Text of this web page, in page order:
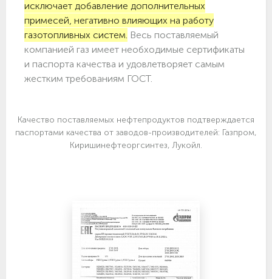
исключает добавление дополнительных
примесей, негативно влияющих на работу
газотопливных систем. Весь поставляемый
компанией газ имеет необходимые сертификаты
и паспорта качества и удовлетворяет самым
жестким требованиям ГОСТ.
Качество поставляемых нефтепродуктов подтверждается
паспортами качества от заводов-производителей: Газпром,
Киришинефтеоргсинтез, Лукойл.